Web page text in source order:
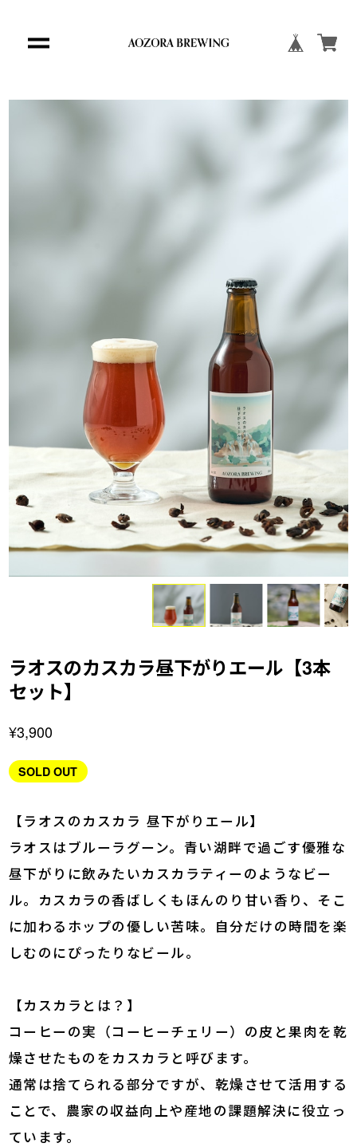
ラオスのカスカラ昼下がりエール【3本
セット】
¥3,900
SOLD OUT
【ラオスのカスカラ 昼下がりエール】
ラオスはブルーラグーン。青い湖畔で過ごす優雅な
昼下がりに飲みたいカスカラティーのようなビー
ル。カスカラの香ばしくもほんのり甘い香り、そこ
に加わるホップの優しい苦味。自分だけの時間を楽
しむのにぴったりなビール。
【カスカラとは？】
コーヒーの実（コーヒーチェリー）の皮と果肉を乾
燥させたものをカスカラと呼びます。
通常は捨てられる部分ですが、乾燥させて活用する
ことで、農家の収益向上や産地の課題解決に役立っ
ています。